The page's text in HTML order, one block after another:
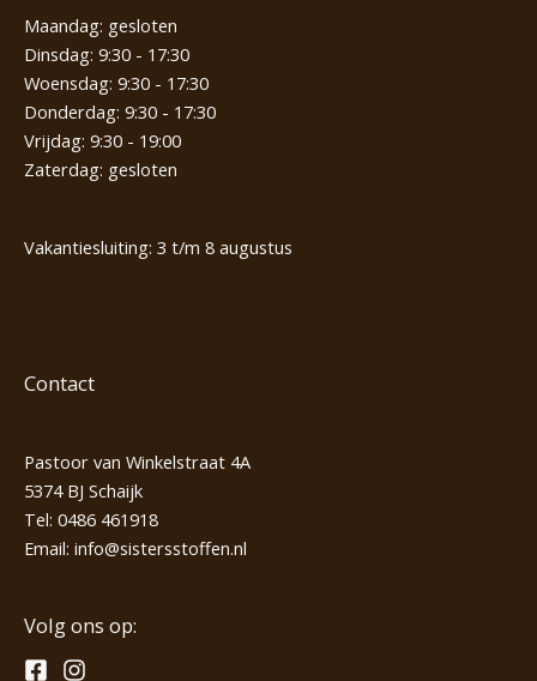
Maandag: gesloten
Dinsdag: 9:30 - 17:30
Woensdag: 9:30 - 17:30
Donderdag: 9:30 - 17:30
Vrijdag: 9:30 - 19:00
Zaterdag: gesloten
Vakantiesluiting: 3 t/m 8 augustus
Contact
Pastoor van Winkelstraat 4A
5374 BJ Schaijk
Tel: 0486 461918
Email: info@sistersstoffen.nl
Volg ons op: